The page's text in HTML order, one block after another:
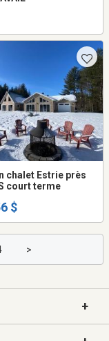
chalet Estrie près
court terme
$
>
+